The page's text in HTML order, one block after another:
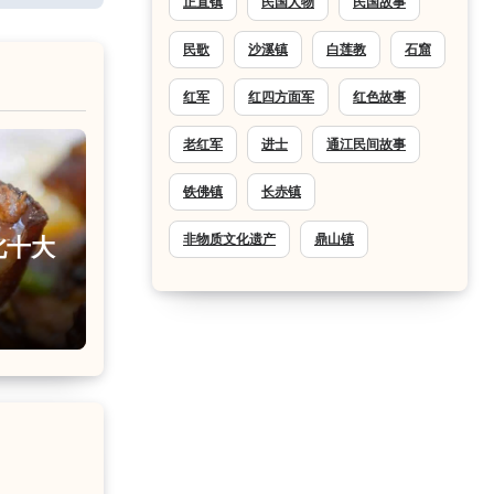
十大
民歌 沙溪镇 白莲教 石窟
红军 红四方面军 红色故事
老红军 进士 通江民间故事
铁佛镇 长赤镇
非物质文化遗产 鼎山镇